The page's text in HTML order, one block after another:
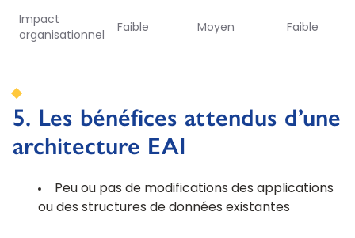
Impact
organisationnel
Faible Moyen Faible
5. Les bénéfices attendus d’une
architecture EAI
Peu ou pas de modifications des applications
ou des structures de données existantes